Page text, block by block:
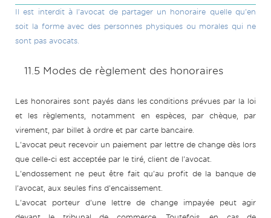
Il est interdit à l'avocat de partager un honoraire quelle qu'en
soit la forme avec des personnes physiques ou morales qui ne
sont pas avocats.
11.5 Modes de règlement des honoraires
Les honoraires sont payés dans les conditions prévues par la loi
et les règlements, notamment en espèces, par chèque, par
virement, par billet à ordre et par carte bancaire.
L'avocat peut recevoir un paiement par lettre de change dès lors
que celle-ci est acceptée par le tiré, client de l'avocat.
L'endossement ne peut être fait qu'au profit de la banque de
l'avocat, aux seules fins d'encaissement.
L'avocat porteur d'une lettre de change impayée peut agir